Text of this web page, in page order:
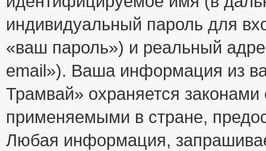
индивидуальный пароль для
«ваш пароль») и реальный
email»). Ваша информация из
Трамвай» охраняется
применяемыми в стране,
Любая информация,